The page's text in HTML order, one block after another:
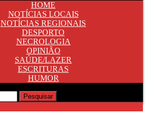
HOME
NOTÍCIAS LOCAIS
NOTÍCIAS REGIONAIS
DESPORTO
NECROLOGIA
OPINIÃO
SAÚDE/LAZER
ESCRITURAS
HUMOR